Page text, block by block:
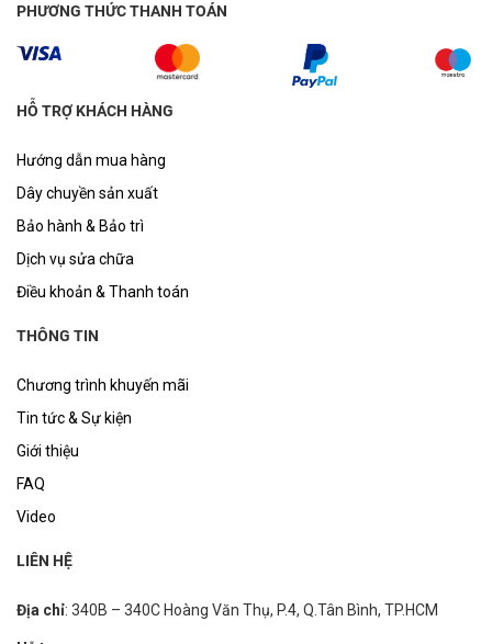
PHƯƠNG THỨC THANH TOÁN
HỖ TRỢ KHÁCH HÀNG
Hướng dẫn mua hàng
Dây chuyền sản xuất
Bảo hành & Bảo trì
Dịch vụ sửa chữa
Điều khoản & Thanh toán
THÔNG TIN
Chương trình khuyến mãi
Tin tức & Sự kiện
Giới thiệu
FAQ
Video
LIÊN HỆ
Địa chỉ: 340B – 340C Hoàng Văn Thụ, P.4, Q.Tân Bình, TP.HCM